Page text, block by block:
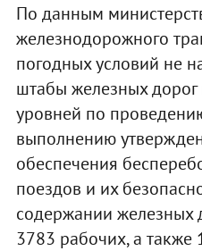
По данным
железнодорожного
погодных условий не
штабы железных
уровней по
выполнению
обеспечения
поездов и их
содержании железных
3783 рабочих, а также